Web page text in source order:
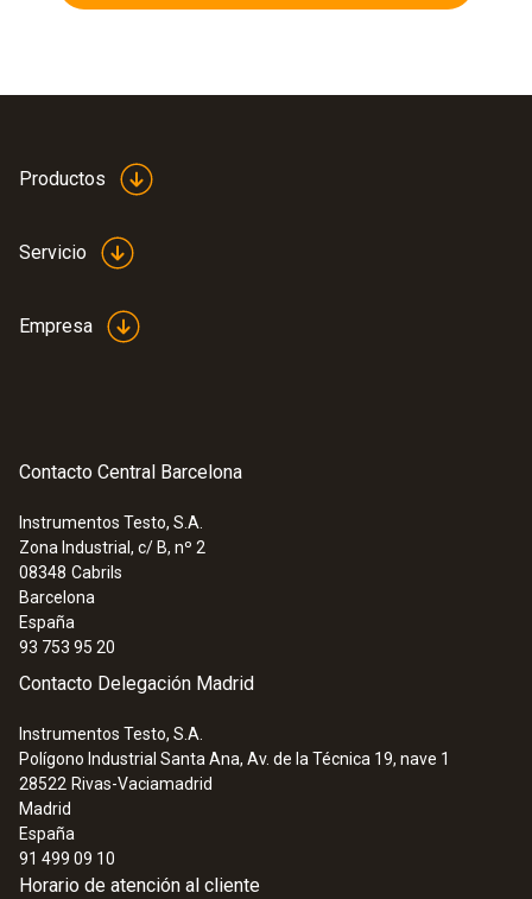
Productos
Servicio
Empresa
Contacto Central Barcelona
Instrumentos Testo, S.A.
Zona Industrial, c/ B, nº 2
08348 Cabrils
Barcelona
España
93 753 95 20
Contacto Delegación Madrid
Instrumentos Testo, S.A.
Polígono Industrial Santa Ana, Av. de la Técnica 19, nave 1
28522 Rivas-Vaciamadrid
Madrid
España
91 499 09 10
Horario de atención al cliente